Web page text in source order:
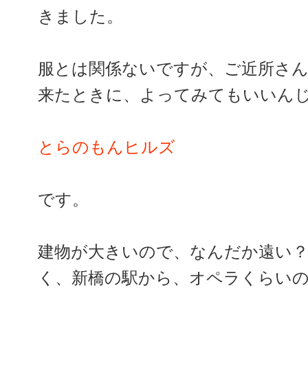
きました。
服とは関係ないですが、ご近所さ
来たときに、よってみてもいいん
とらのもんヒルズ
です。
建物が大きいので、なんだか遠い
く、新橋の駅から、オペラくらい